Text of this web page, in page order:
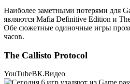
Наиболее заметными потерями для
являются Mafia Definitive Edition и
Обе сюжетные одиночные игры
часов.
The Callisto Protocol
YouTubeВК.Видео